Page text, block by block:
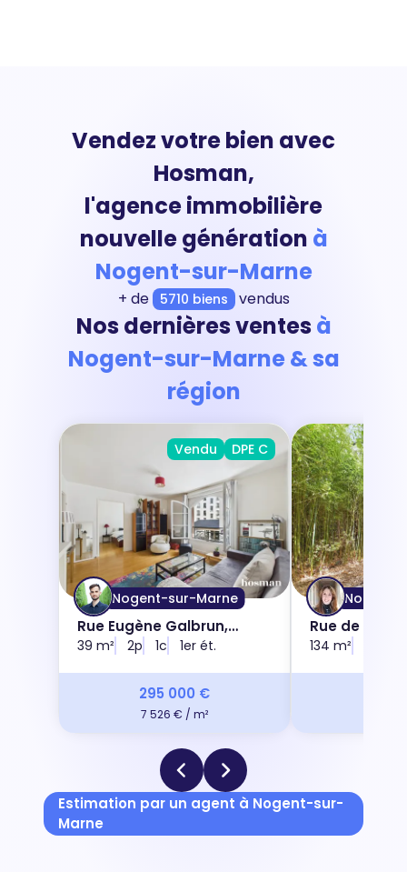
Vendez votre bien avec
Hosman,
l'agence immobilière
nouvelle génération à
Nogent-sur-Marne
+ de 5710 biens vendus
Nos dernières ventes à
Nogent-sur-Marne & sa
région
Nogent-sur-Marne
Vendu DPE C
Rue Eugène Galbrun,
94130
39 m² 2p 1c 1er ét.
295 000 €
7 526 € / m²
Nogent-
Rue de
94130
134 m²
Estimation par un agent à Nogent-sur-
Marne